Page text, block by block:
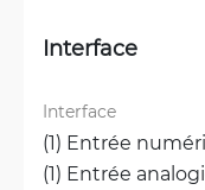
Interface
Interface
(1) Entrée
(1) Entrée